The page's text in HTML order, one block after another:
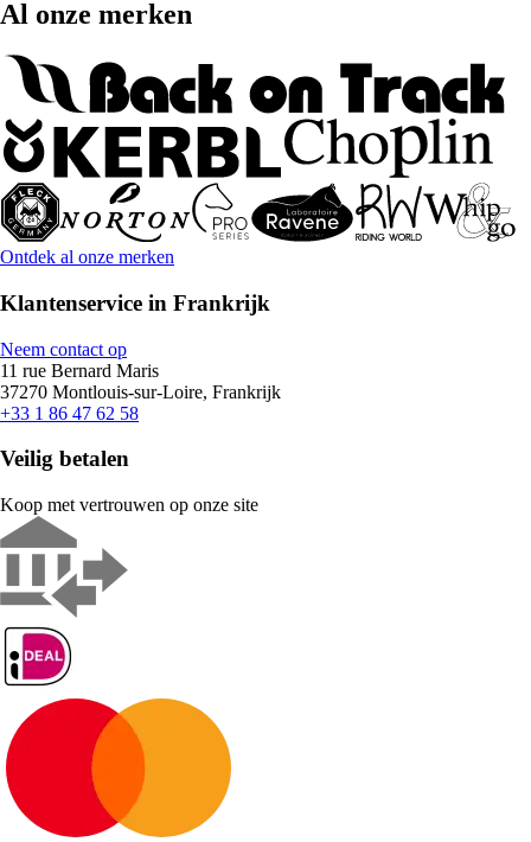
Al onze merken
Ontdek al onze merken
Klantenservice in Frankrijk
Neem contact op
11 rue Bernard Maris
37270 Montlouis-sur-Loire, Frankrijk
+33 1 86 47 62 58
Veilig betalen
Koop met vertrouwen op onze site